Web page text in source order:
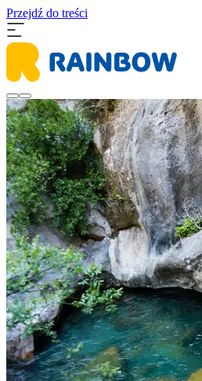
Przejdź do treści